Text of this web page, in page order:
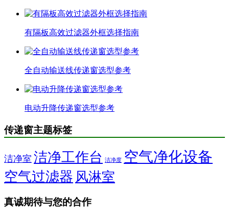
有隔板高效过滤器外框选择指南
全自动输送线传递窗选型参考
电动升降传递窗选型参考
传递窗主题标签
洁净室 洁净工作台 洁净度 空气净化设备
空气过滤器 风淋室
真诚期待与您的合作